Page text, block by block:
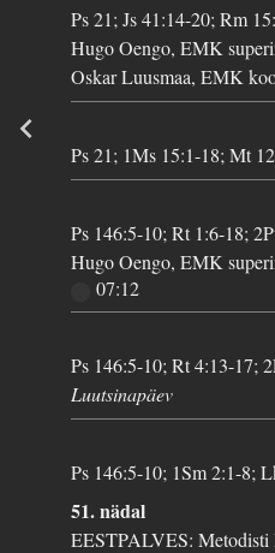
Ps 21; Js 41:14-20; Rm
Hugo Oengo, EMK
Oskar Luusmaa, EMK
Ps 21; 1Ms 15:1-18; Mt
Ps 146:5-10; Rt 1:6-18;
Hugo Oengo, EMK
07:12
Ps 146:5-10; Rt 4:13-17;
Luutsinapäev
Ps 146:5-10; 1Sm 2:1-8;
51. nädal
EESTPALVES: Metodisti